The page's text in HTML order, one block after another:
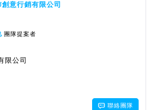
創意行銷有限公司
團隊提案者
限公司
聯絡團隊